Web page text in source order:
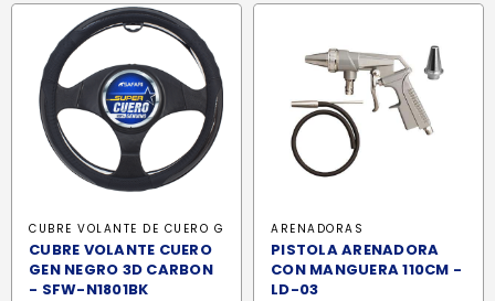
CUBRE VOLANTE DE CUERO G
CUBRE VOLANTE CUERO
GEN NEGRO 3D CARBON
- SFW-N1801BK
ARENADORAS
PISTOLA ARENADORA
CON MANGUERA 110CM -
LD-03